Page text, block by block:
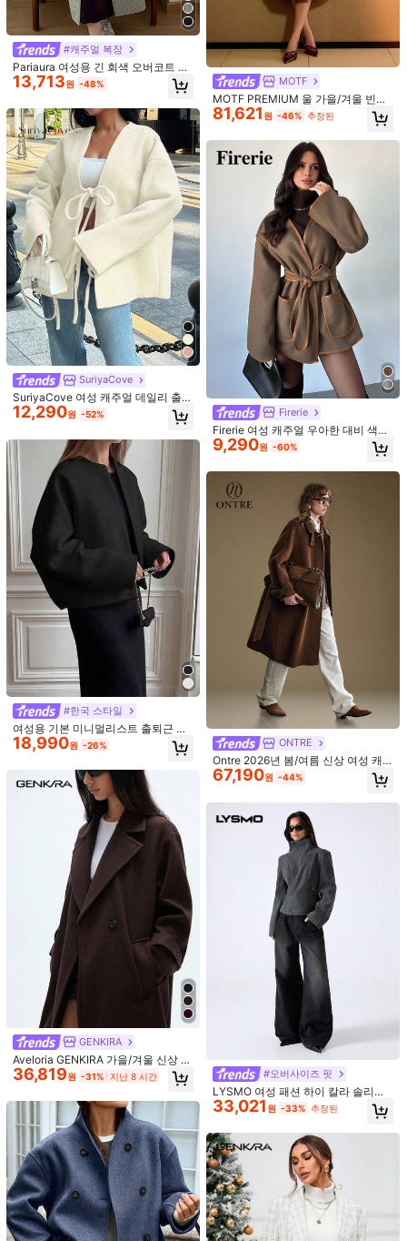
16
여성용 봄/가을 솔리드 컬러 인조 스웨
이드 라펠 지퍼업 재킷, 긴팔 캐주얼
대학 공항 스타일 의상
12,854 -29%
여성용 봄/여름 레이스 패치워크 플로
럴 트림 소프트 니트 가디건 경량 재킷
블랙, 편안한 스타일, 그랜드마코어
높은 재방문 고객
3.4k+ 판매됨
(1000+)
9,590 원
#리조트웨어
[Y6Y] 여성용 가디건 긴팔 니트 크롭
재킷, 가볍고 신축성 좋음, 캐미솔과
레이어드하기 좋음 휴가 화이트
-33% 추정된
#캐주얼 복장
DAZY 여성용 솔리드 컬러 긴팔 지퍼
앞면 PU 가죽 루즈핏 캐주얼 재킷, 가
을, 가을 여성 의류 학교
#1 TOP 3위 에서 포켓 캐주얼 아우터
60+ 판매됨
29,421원 -33% 추정된
12,946원 절약
여성용 심플 솔리드 컬러 포켓 프론트
버튼 턴다운 칼라 래글런 소매 코트,
가을/겨울
받은 여성 외투
30,144원 -30%
#트위드에서 영감을 받은
솔리드 컬러 캐주얼 웜 싱글브레스트
오버코트, 가을/겨울
23,690원 -26%
2025 신상 유럽풍 스탠드 칼라 여성용
루즈핏 캐주얼 스트라이프 안감 숏 윈
드브레이커 봄 아우터, 퍼널넥
원 -26%
SHEIN LUNE 여성 웨스턴 보헤미안
스타일 블랙 드래곤 & 피닉스 패브릭
칼라 숄더 자수 플로럴 트림 롱 슬리브
재킷
24,090원 -26%
#캐주얼 복장
Pariaura 여성용 긴 회색 오버코트 단
추 클로저, 가을 가을 겨울 여성용 천
13,713원 -48%
SuriyaCove
SuriyaCove 여성 캐주얼 데일리 출퇴
근 심플 솔리드 컬러 드롭 숄더 루즈
프론트 타이 오버코트, 가을/겨울
12,290원 -52%
#한국 스타일
여성용 기본 미니멀리스트 출퇴근 일
상 데이트 빈티지풍 루즈핏 크루넥 긴
팔 숏 재킷, 가을/겨울 블랙
18,990원 -26%
GENKIRA
Aveloria GENKIRA 가을/겨울 신상 루
즈핏 소프트 울 오버사이즈 코트 여성
용, 우아한 스타일
36,819원 -31% 지난 8 시간
MOTF
MOTF PREMIUM 울 가을/겨울 빈티
지 스타일의 우아한 통근 대비 트림 벨
트 코트
81,621 원 -46% 추정된
Firerie
Firerie 여성 캐주얼 우아한 대비 색상
장식 재킷/벨트 허리 대비 색상 가는
엣지 트위드 재킷/브라운 재킷 가을
겨울/여성용 신학기/교사/비즈니스 캐
주얼 여성
9,290원 -60%
ONTRE
Ontre 2026년 봄/여름 신상 여성 캐
주얼 통근 미니멀리스트 솔리드 컬러
래글런 소매 옆주머니 벨트 긴 울 코트
67,190원 -44%
#오버사이즈 핏
LYSMO 여성 패션 하이 칼라 솔리드
컬러 래글런 슬리브 신치 허리 포켓 모
직 코트
33,021 원 -33% 추정된